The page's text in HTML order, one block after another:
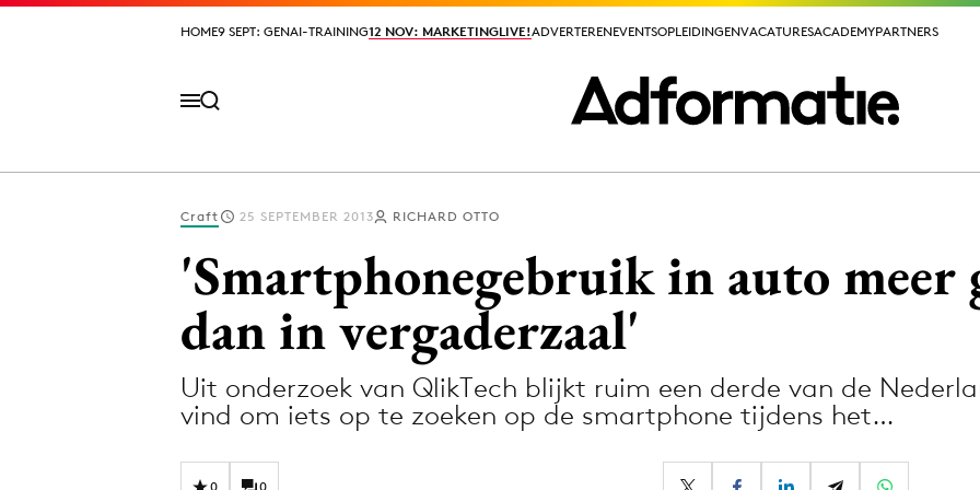
HOME9 SEPT: GENAI-TRAINING12 NOV: MARKETINGLIVE!ADVERTERENEVENTSOPLEIDINGENVACATURESACADEMYPARTNERS
HOME9 SEPT: GENAI-TRAINING12 NOV: MARKETINGLIVE!ADVERTERENEVENTSOPLEIDINGENVACATURESACADEMYPARTNERS
Design
Digital transformation
Media
Merkstrategie
PR
Craft 25 SEPTEMBER 2013 RICHARD OTTO
'Smartphonegebruik in auto meer
dan in vergaderzaal'
Uit onderzoek van QlikTech blijkt ruim een derde van de
vind om iets op te zoeken op de smartphone tijdens het…
0 0